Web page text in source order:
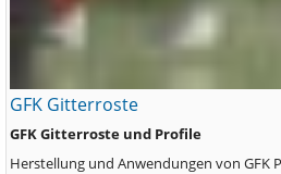
GFK Gitterroste
GFK Gitterroste und Profile
Herstellung und Anwendungen von GFK